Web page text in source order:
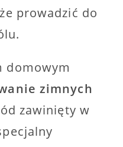
prowadzić do
domowym
zimnych
zawinięty w